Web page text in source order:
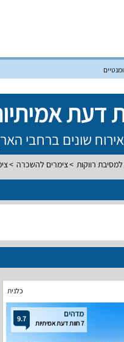
רווקות צימרים להשכרה
כלנית
9.7 מדהים
7 חוות דעת אמיתיות